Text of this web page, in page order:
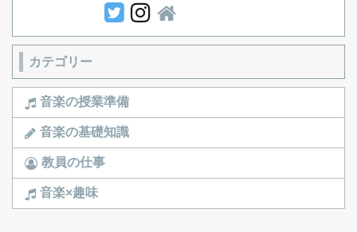
カテゴリー
音楽の授業準備
音楽の基礎知識
教員の仕事
音楽×趣味